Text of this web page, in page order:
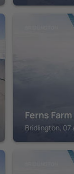
Ferns
Bridlington, 07